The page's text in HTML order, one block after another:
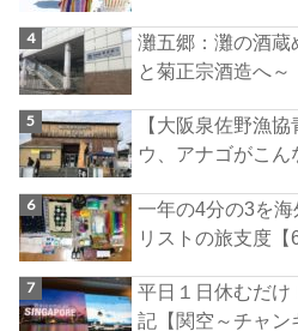
灘五郷：灘の酒蔵
と菊正宗酒造へ～
【大阪泉佐野漁
ウ、アナゴがこん
一年の4分の3を
リストの旅支度【
平日１日休むだ
記【関空～チャ